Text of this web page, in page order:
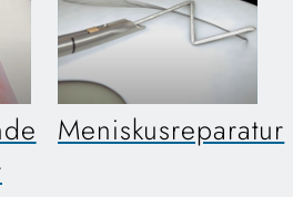
Meniskusreparatur